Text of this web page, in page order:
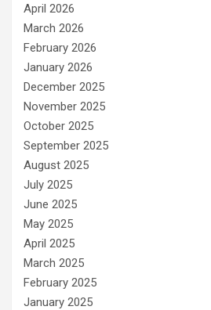
April 2026
March 2026
February 2026
January 2026
December 2025
November 2025
October 2025
September 2025
August 2025
July 2025
June 2025
May 2025
April 2025
March 2025
February 2025
January 2025